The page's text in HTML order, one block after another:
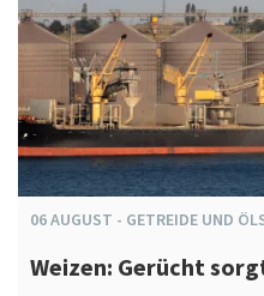
06AUGUST - GETREIDE UND
Weizen: Gerücht